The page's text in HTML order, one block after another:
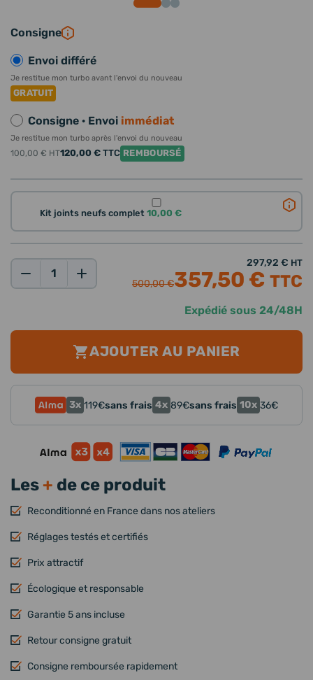
Les+ de ce produit
Reconditionné en France dans nos ateliers
Réglages testés et certifiés
Prix attractif
Écologique et responsable
Garantie 5 ans incluse
Retour consigne gratuit
Consigne remboursée rapidement
Expédié sous 24/48H
Consigne
Envoi différé
Je restitue mon turbo avant l'envoi du nouveau
GRATUIT
Consigne · Envoi immédiat
Je restitue mon turbo après l'envoi du nouveau
100,00 € HT120,00 €TTC REMBOURSÉ
Kit joints neufs complet10,00 €
500,00 €
297,92 € HT
357,50 € TTC
AJOUTER AU PANIER
3x 119€sans frais 4x 89€sans frais 10x 36€